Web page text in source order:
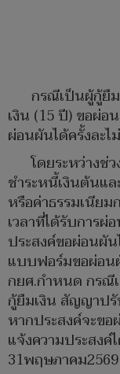
กรณีเป็นผู้กู้ยื
เงิน (15 ปี) ขอผ่อ
ผ่อนผันได้ครั้งละไ
โดยระหว่างช่
ชำระหนี้เงินต้นแ
หรือค่าธรรมเนีย
เวลาที่ได้รับการผ่
ประสงค์ขอผ่อนผั
แบบฟอร์มขอผ่อน
กยศ.กำหนด กร
กู้ยืมเงิน สัญญาป
หากประสงค์จะข
แจ้งความประสง
31พฤษภาคม2569